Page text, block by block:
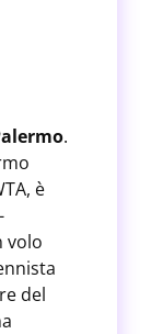
.
è
volo
del